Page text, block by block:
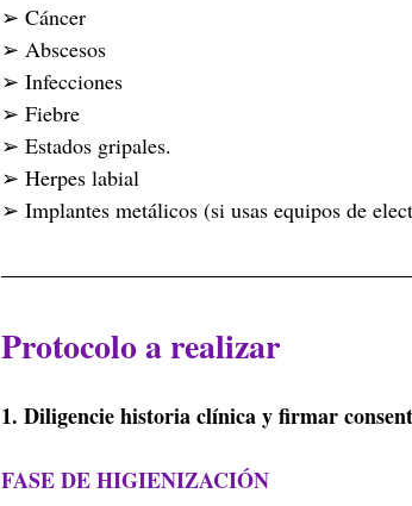
➢ Cáncer
➢ Abscesos
➢ Infecciones
➢ Fiebre
➢ Estados gripales.
➢ Herpes labial
➢ Implantes metálicos (si usas equipos de
Protocolo a realizar
1. Diligencie historia clínica y firmar
FASE DE HIGIENIZACIÓN